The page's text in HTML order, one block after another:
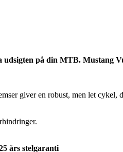
på din MTB. Mustang
giver en robust, men let cykel,
års stelgaranti